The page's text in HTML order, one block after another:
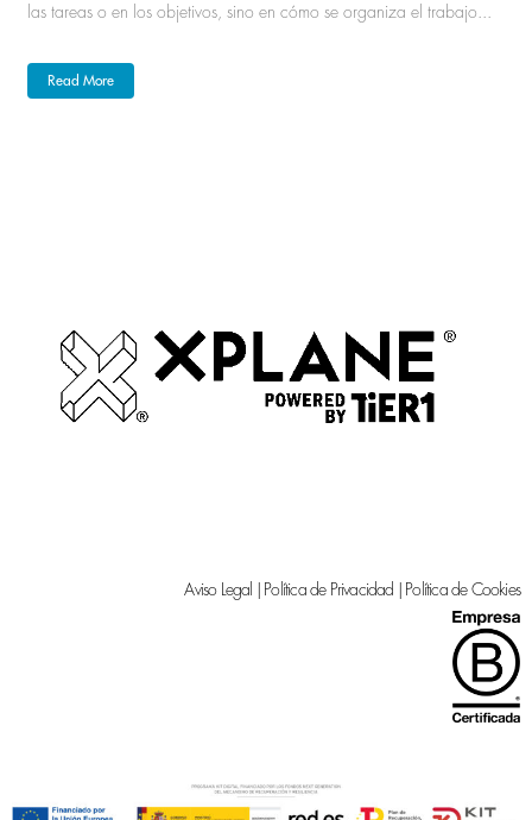
las tareas o en los objetivos, sino en cómo se organiza el trabajo...
Read More
Aviso Legal Política de Privacidad Política de Cookies